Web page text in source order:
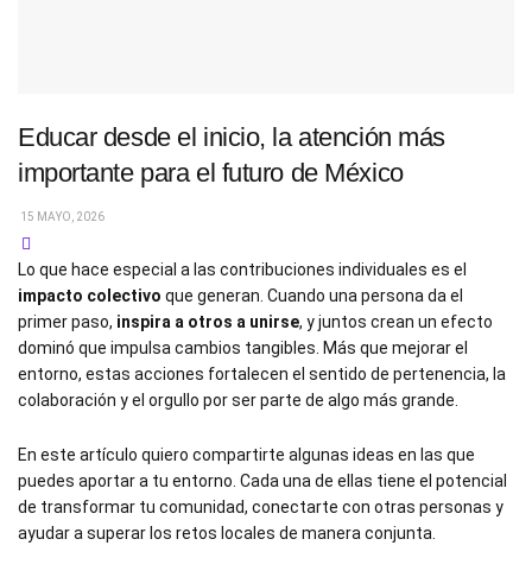
Educar desde el inicio, la atención más
importante para el futuro de México
15 MAYO, 2026
Lo que hace especial a las contribuciones individuales es el
impacto colectivo que generan. Cuando una persona da el
primer paso, inspira a otros a unirse, y juntos crean un efecto
dominó que impulsa cambios tangibles. Más que mejorar el
entorno, estas acciones fortalecen el sentido de pertenencia, la
colaboración y el orgullo por ser parte de algo más grande.
En este artículo quiero compartirte algunas ideas en las que
puedes aportar a tu entorno. Cada una de ellas tiene el potencial
de transformar tu comunidad, conectarte con otras personas y
ayudar a superar los retos locales de manera conjunta.